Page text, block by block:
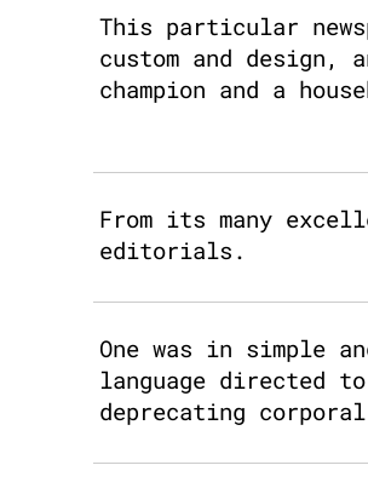
This particular
custom and design,
champion and a
From its many
editorials.
One was in simple
language directed
deprecating